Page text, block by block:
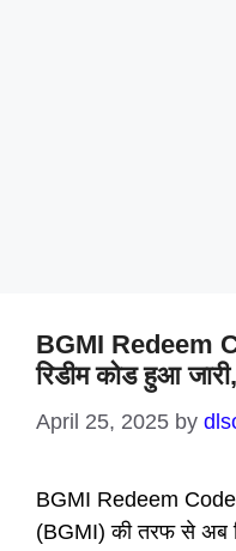
BGMI Redeem
रिडीम कोड हुआ
April 25, 2025 by
BGMI Redeem Code
(BGMI) की तरफ से अब